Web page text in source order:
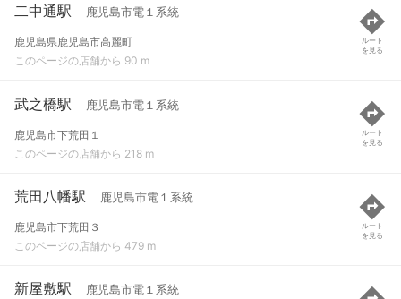
二中通駅 鹿児島市電１系統
鹿児島県鹿児島市高麗町
このページの店舗から 90 m
ルート
を見る
武之橋駅 鹿児島市電１系統
鹿児島市下荒田１
このページの店舗から 218 m
ルート
を見る
荒田八幡駅 鹿児島市電１系統
鹿児島市下荒田３
このページの店舗から 479 m
ルート
を見る
新屋敷駅 鹿児島市電１系統